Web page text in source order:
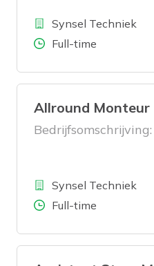
BedrijfSynsel Techniek
Aantal uren
Full-time
Allround Monteur
Bedrijfsomschrijving:
BedrijfSynsel Techniek
Aantal uren
Full-time